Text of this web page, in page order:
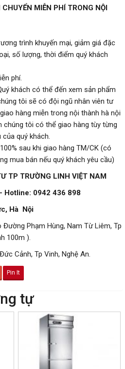
MIỄN PHÍ TRONG NỘI
trình khuyến mại, giảm giá đặc
số lượng, thời điểm quý khách
phí.
khách có thể đến xem sản phẩm
tôi sẽ có đội ngũ nhân viên tư
hàng miễn trong nội thành hà nội
chúng tôi có thể giao hàng tùy từng
quý khách.
sau khi giao hàng TM/CK (có
mua bán nếu quý khách yêu cầu)
TP TRƯỜNG LINH VIỆT NAM
Hotline: 0942 436 898
Hà Nội
Đường Phạm Hùng, Nam Từ Liêm, Tp
100m ).
Cảnh, Tp Vinh, Nghệ An.
Pin It
tự